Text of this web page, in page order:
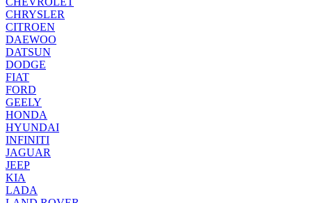
CHRYSLER
CITROEN
DAEWOO
DATSUN
DODGE
FIAT
FORD
GEELY
HONDA
HYUNDAI
INFINITI
JAGUAR
JEEP
KIA
LADA